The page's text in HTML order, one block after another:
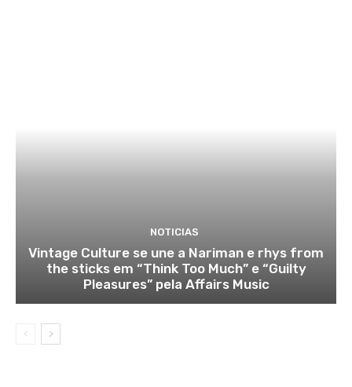
NOTICIAS
Vintage Culture se une a Nariman e rhys from
the sticks em “Think Too Much” e “Guilty
Pleasures” pela Affairs Music